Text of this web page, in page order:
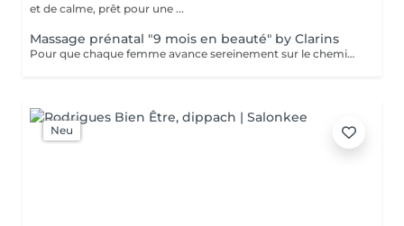
et de calme, prêt pour une ...
Massage prénatal "9 mois en beauté" by Clarins
Pour que chaque femme avance sereinement sur le chemin de la maternité, Clarins a mis au point un Soin cocooning qui décontracte les tensions, allège les jambes, améliore l'élasticité de la peau et aide à prévenir les marques de grossesse.
Neu